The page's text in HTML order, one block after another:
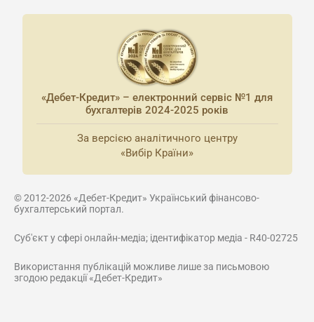
«Дебет-Кредит» – електронний сервіс №1 для
бухгалтерів 2024-2025 років
За версією аналітичного центру
«Вибір Країни»
© 2012-2026 «Дебет-Кредит» Український фінансово-
бухгалтерський портал.
Суб'єкт у сфері онлайн-медіа; ідентифікатор медіа - R40-02725
Використання публікацій можливе лише за письмовою
згодою редакції «Дебет-Кредит»